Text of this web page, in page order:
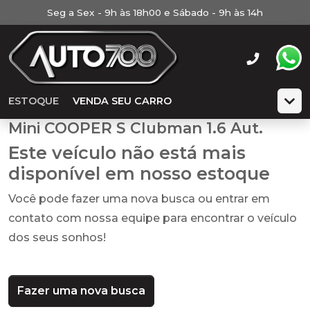
Seg a Sex - 9h às 18h00 e Sábado - 9h às 14h
ESTOQUE VENDA SEU CARRO
Mini COOPER S Clubman 1.6 Aut.
Este veículo não está mais
disponível em nosso estoque
Você pode fazer uma nova busca ou entrar em
contato com nossa equipe para encontrar o veículo
dos seus sonhos!
Fazer uma nova busca